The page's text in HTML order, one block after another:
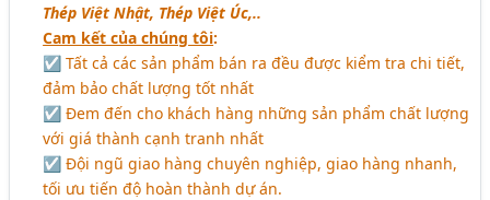
Thép Việt Nhật, Thép Việt Úc,..
Cam kết của chúng tôi:
☑ Tất cả các sản phẩm bán ra đều được kiểm tra chi tiết,
đảm bảo chất lượng tốt nhất
☑ Đem đến cho khách hàng những sản phẩm chất lượng
với giá thành cạnh tranh nhất
☑ Đội ngũ giao hàng chuyên nghiệp, giao hàng nhanh,
tối ưu tiến độ hoàn thành dự án.